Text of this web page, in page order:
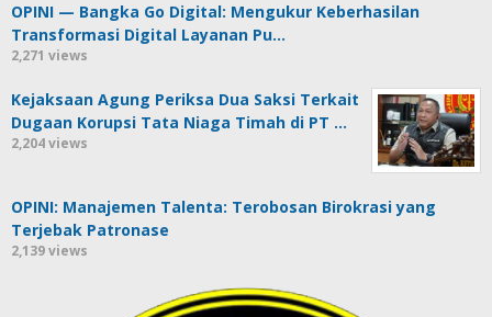
OPINI — Bangka Go Digital: Mengukur Keberhasilan
Transformasi Digital Layanan Pu…
2,271 views
Kejaksaan Agung Periksa Dua Saksi Terkait
Dugaan Korupsi Tata Niaga Timah di PT …
2,204 views
OPINI: Manajemen Talenta: Terobosan Birokrasi yang
Terjebak Patronase
2,139 views